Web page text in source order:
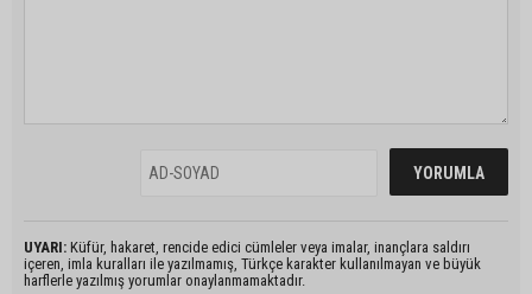
UYARI: Küfür, hakaret, rencide edici cümleler veya imalar, inançlara saldırı
içeren, imla kuralları ile yazılmamış, Türkçe karakter kullanılmayan ve büyük
harflerle yazılmış yorumlar onaylanmamaktadır.